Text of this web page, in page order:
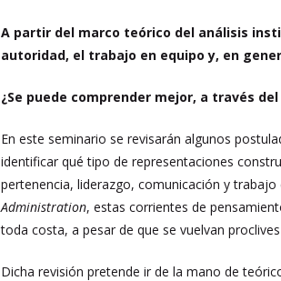
A partir del marco teórico del análisis
autoridad, el trabajo en equipo y, en
¿Se puede comprender mejor, a través
En este seminario se revisarán algunos
identificar qué tipo de representaciones
pertenencia, liderazgo, comunicación y
Administration, estas corrientes de
toda costa, a pesar de que se vuelvan
Dicha revisión pretende ir de la mano de